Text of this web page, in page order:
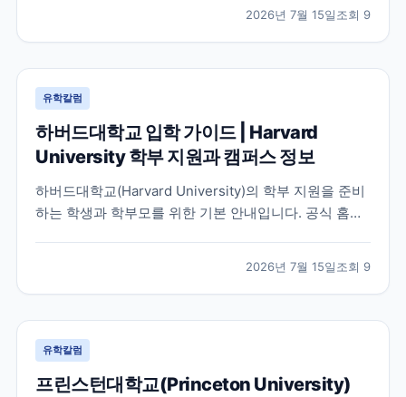
2026년 7월 15일조회 9
유학칼럼
하버드대학교 입학 가이드 | Harvard
University 학부 지원과 캠퍼스 정보
하버드대학교(Harvard University)의 학부 지원을 준비
하는 학생과 학부모를 위한 기본 안내입니다. 공식 홈페
2026년 7월 15일조회 9
유학칼럼
프린스턴대학교(Princeton University)